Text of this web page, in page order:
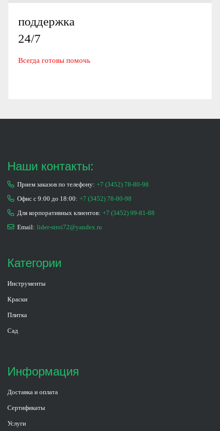
поддержка
24/7
Всегда готовы помочь
Наши контакты:
Прием заказов по телефону: +7 (3452) 78-80-98
Офис с 9:00 до 18:00: +7 (3452) 78-80-98
Для корпоративных клиентов: +7 (3452) 99-81-88
Email: lider-stroi72@yandex.ru
Категории
Инструменты
Краски
Плитка
Сад
Информация
Доставка и оплата
Сертификаты
Услуги